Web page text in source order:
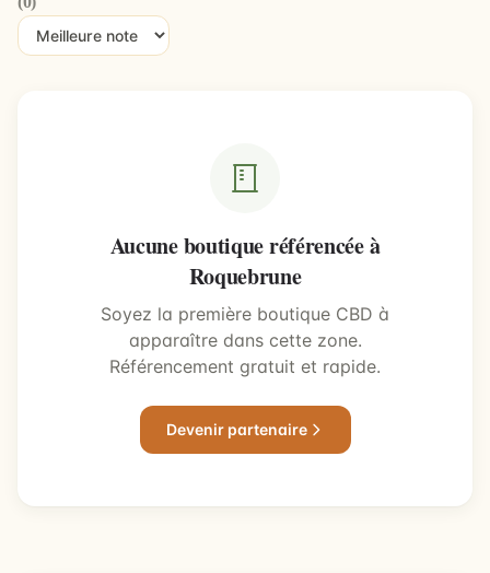
Aucune boutique référencée à
Roquebrune
Soyez la première boutique CBD à
apparaître dans cette zone.
Référencement gratuit et rapide.
Devenir partenaire